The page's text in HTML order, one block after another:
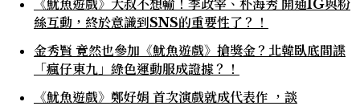
《魷魚遊戲》大叔不想輸！李政宰、朴海秀 開通IG與粉
絲互動，終於意識到SNS的重要性了？！
金秀賢 竟然也參加《魷魚遊戲》搶獎金？北韓臥底間諜
「瘋仔東九」綠色運動服成證據？！
《魷魚遊戲》鄭好娟 首次演戲就成代表作 ，談